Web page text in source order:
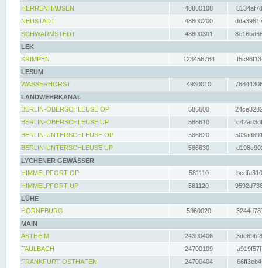
HERRENHAUSEN
48800108
NEUSTADT
48800200
SCHWARMSTEDT
48800301
LEK
KRIMPEN
123456784
LESUM
WASSERHORST
4930010
LANDWEHRKANAL
BERLIN-OBERSCHLEUSE OP
586600
BERLIN-OBERSCHLEUSE UP
586610
BERLIN-UNTERSCHLEUSE OP
586620
BERLIN-UNTERSCHLEUSE UP
586630
LYCHENER GEWÄSSER
HIMMELPFORT OP
581110
HIMMELPFORT UP
581120
LÜHE
HORNEBURG
5960020
MAIN
ASTHEIM
24300406
FAULBACH
24700109
FRANKFURT OSTHAFEN
24700404